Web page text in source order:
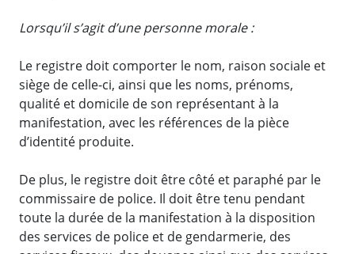
Lorsqu’il s’agit d’une personne morale :
Le registre doit comporter le nom, raison sociale et
siège de celle-ci, ainsi que les noms, prénoms,
qualité et domicile de son représentant à la
manifestation, avec les références de la pièce
d’identité produite.
De plus, le registre doit être côté et paraphé par le
commissaire de police. Il doit être tenu pendant
toute la durée de la manifestation à la disposition
des services de police et de gendarmerie, des